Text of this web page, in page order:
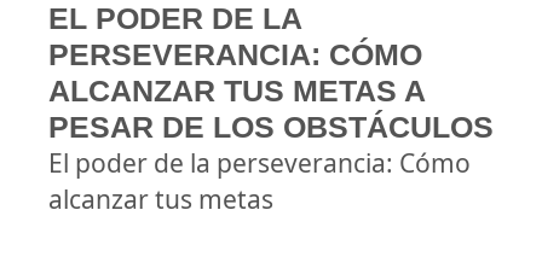
EL PODER DE LA
PERSEVERANCIA: CÓMO
ALCANZAR TUS METAS A
PESAR DE LOS OBSTÁCULOS
El poder de la perseverancia: Cómo
alcanzar tus metas